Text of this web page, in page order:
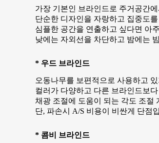
가장 기본인 브라인드로 주거공간
단순한 디자인을 자랑하고 집중도
심플한 공간을 연출하고 싶다면 아
낮에는 자외선을 차단하고 밤에는
* 우드 브라인드
오동나무를 보편적으로 사용하고
컬러가 다양하고 다른 브라인드보
채광 조절에 도움이 되는 각도 조절
단, 파손시 A/S 비용이 비싼게 단점
* 콤비 브라인드